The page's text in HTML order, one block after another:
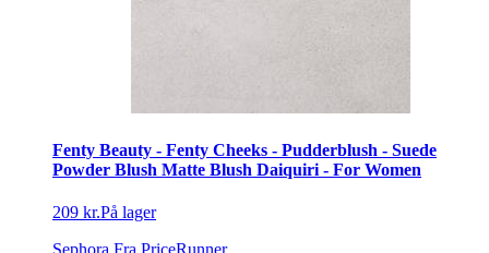
Fenty Beauty - Fenty Cheeks - Pudderblush - Suede
Powder Blush Matte Blush Daiquiri - For Women
209 kr.På lager